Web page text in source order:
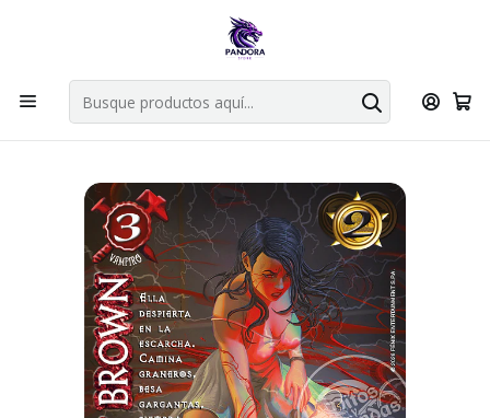
Por compras en cartas singles superiores a 49.990 el envio es
Explorar singles
Inicio Juegos de cartas TCG Mitos y Leyendas TCG
Singles Primera Era MYL Aliado